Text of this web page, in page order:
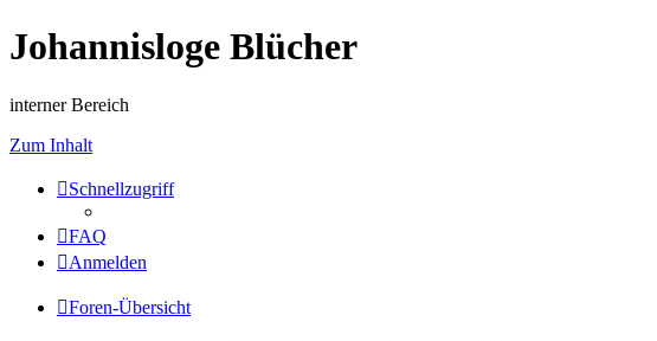
Johannisloge Blücher
interner Bereich
Zum Inhalt
Schnellzugriff
FAQ
Anmelden
Foren-Übersicht